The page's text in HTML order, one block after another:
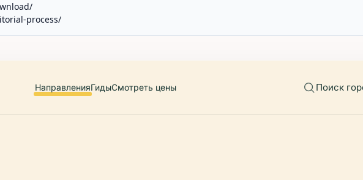
process/
НаправленияГидыСмотреть цены Поиск